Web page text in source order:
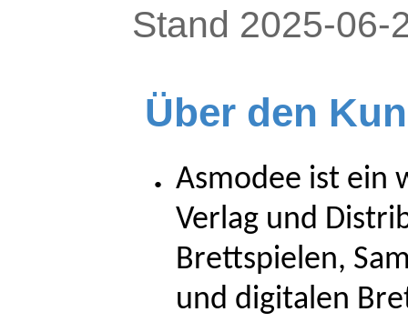
Stand 2025-06-
Über den
Asmodee ist ein
Verlag und
Brettspielen,
und digitalen